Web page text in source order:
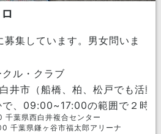
集しています。男女問いま
ル・クラブ
井市（船橋、柏、松戸でも活動
、09:00~17:00の範囲で２時
葉県西白井複合センター
千葉県鎌ヶ谷市福太郎アリーナ